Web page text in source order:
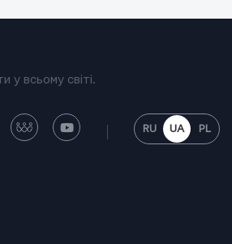
у всьому світі.
RU UA PL